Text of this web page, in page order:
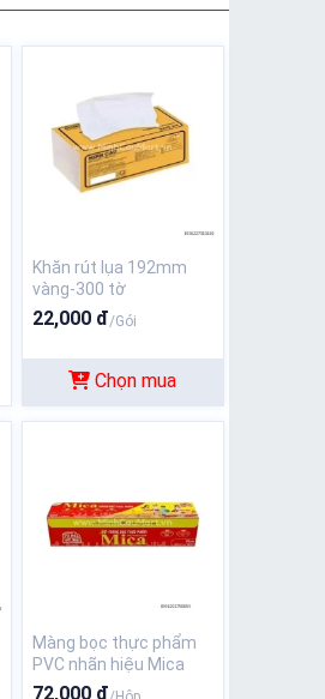
Khăn rút lụa 192mm
vàng-300 tờ
22,000 đ/Gói
Chọn mua
Màng bọc thực phẩm
PVC nhãn hiệu Mica
basic 30cm x 100m
72,000 đ